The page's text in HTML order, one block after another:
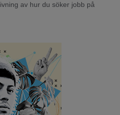
av hur du söker jobb på